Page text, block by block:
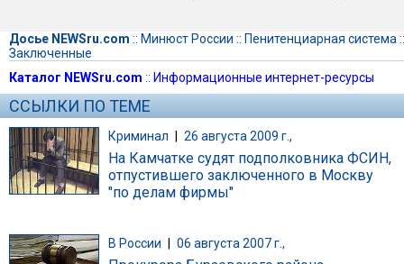
Досье NEWSru.com :: Минюст России :: Пенитенциарная система ::
Заключенные
Каталог NEWSru.com :: Информационные интернет-ресурсы
ССЫЛКИ ПО ТЕМЕ
Криминал | 26 августа 2009 г.,
На Камчатке судят подполковника ФСИН,
отпустившего заключенного в Москву
"по делам фирмы"
В России 06 августа 2007 г.,